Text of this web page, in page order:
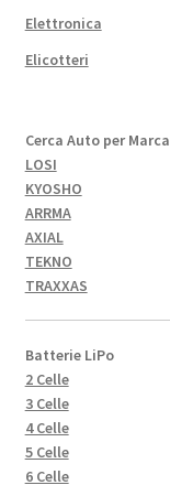
Elettronica
Elicotteri
Cerca Auto per Marca
LOSI
KYOSHO
ARRMA
AXIAL
TEKNO
TRAXXAS
Batterie LiPo
2 Celle
3 Celle
4 Celle
5 Celle
6 Celle